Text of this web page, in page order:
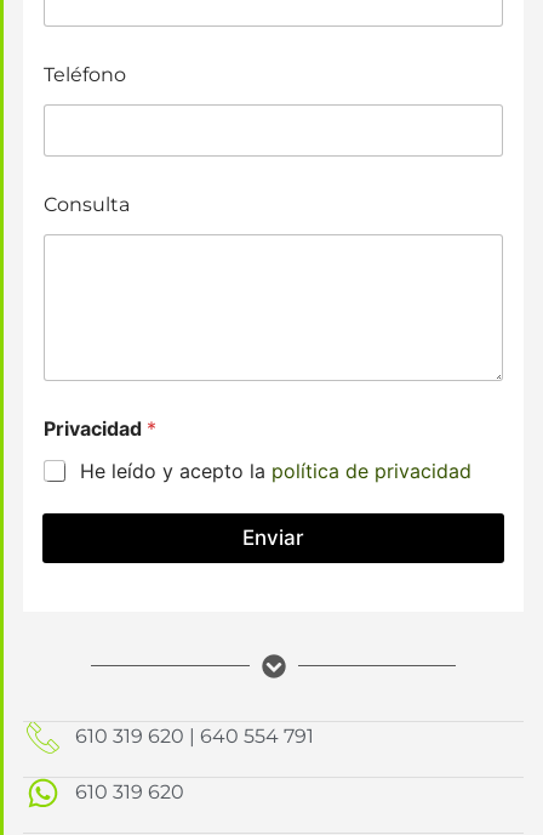
Teléfono
Consulta
Privacidad *
He leído y acepto la política de privacidad
Enviar
610 319 620 | 640 554 791
610 319 620